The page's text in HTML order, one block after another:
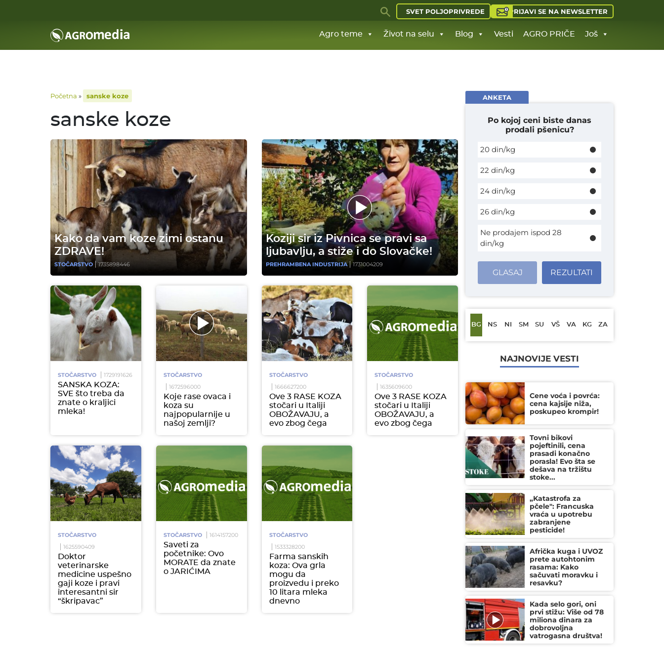
SVET POLJOPRIVREDE PRIJAVI SE NA NEWSLETTER
Agro teme Život na selu Blog Vesti AGRO PRIČE Još
Početna » sanske koze
sanske koze
Kako da vam koze zimi ostanu
ZDRAVE!
STOČARSTVO 1735898446
Koziji sir iz Pivnica se pravi sa
ljubavlju, a stiže i do Slovačke!
PREHRAMBENA INDUSTRIJA 1731004209
STOČARSTVO 1729191626
SANSKA KOZA:
SVE što treba da
znate o kraljici
mleka!
STOČARSTVO
1672596000
Koje rase ovaca i
koza su
najpopularnije u
našoj zemlji?
STOČARSTVO
1666627200
Ove 3 RASE KOZA
stočari u Italiji
OBOŽAVAJU, a
evo zbog čega
STOČARSTVO
1635609600
Ove 3 RASE KOZA
stočari u Italiji
OBOŽAVAJU, a
evo zbog čega
STOČARSTVO
1625590409
Doktor
veterinarske
medicine uspešno
gaji koze i pravi
interesantni sir
“škripavac”
STOČARSTVO 1614157200
Saveti za
početnike: Ovo
MORATE da znate
o JARIĆIMA
STOČARSTVO
1533328200
Farma sanskih
koza: Ova grla
mogu da
proizvedu i preko
10 litara mleka
dnevno
ANKETA
Po kojoj ceni biste danas
prodali pšenicu?
20 din/kg
22 din/kg
24 din/kg
26 din/kg
Ne prodajem ispod 28
din/kg
GLASAJ REZULTATI
BG NS NI SM SU VŠ VA KG ZA
NAJNOVIJE VESTI
Cene voća i povrća:
cena kajsije niža,
poskupeo krompir!
Tovni bikovi
pojeftinili, cena
prasadi konačno
porasla! Evo šta se
dešava na tržištu
stoke...
„Katastrofa za
pčele": Francuska
vraća u upotrebu
zabranjene
pesticide!
Afrička kuga i UVOZ
prete autohtonim
rasama: Kako
sačuvati moravku i
resavku?
Kada selo gori, oni
prvi stižu: Više od 78
miliona dinara za
dobrovoljna
vatrogasna društva!